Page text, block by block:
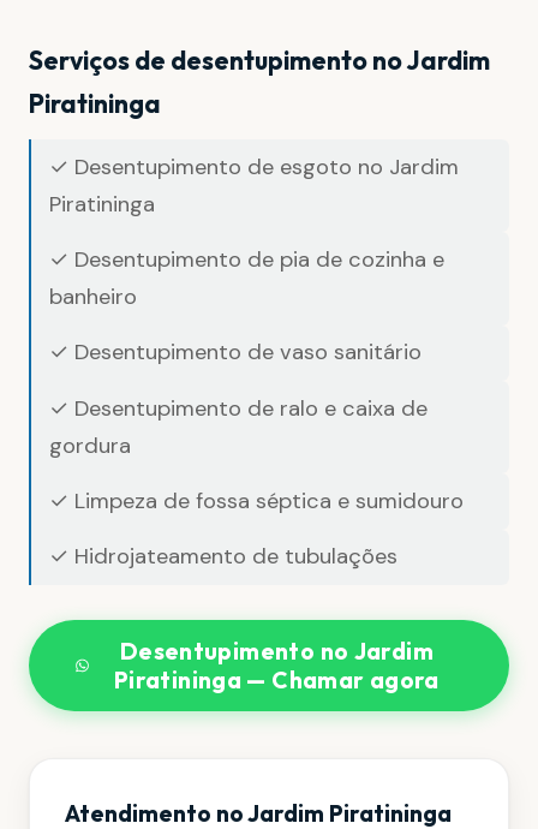
Serviços de desentupimento no Jardim
Piratininga
✓ Desentupimento de esgoto no Jardim
Piratininga
✓ Desentupimento de pia de cozinha e
banheiro
✓ Desentupimento de vaso sanitário
✓ Desentupimento de ralo e caixa de
gordura
✓ Limpeza de fossa séptica e sumidouro
✓ Hidrojateamento de tubulações
Desentupimento no Jardim
Piratininga — Chamar agora
Atendimento no Jardim Piratininga